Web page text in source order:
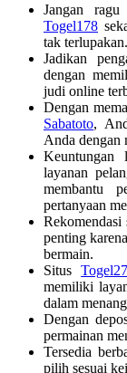
Jangan
Togel178
tak terlupakan.
Jadikan
dengan
judi online
Dengan
Sabatoto,
Anda dengan
Keuntungan
layanan
membantu
pertanyaan
Rekomendasi
penting
bermain.
Situs
memiliki
dalam
Dengan
permainan
Tersedia
pilih sesuai